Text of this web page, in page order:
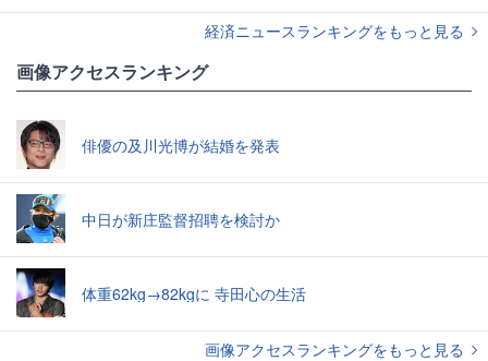
経済ニュースランキングをもっと見る
画像アクセスランキング
俳優の及川光博が結婚を発表
中日が新庄監督招聘を検討か
体重62kg→82kgに 寺田心の生活
画像アクセスランキングをもっと見る